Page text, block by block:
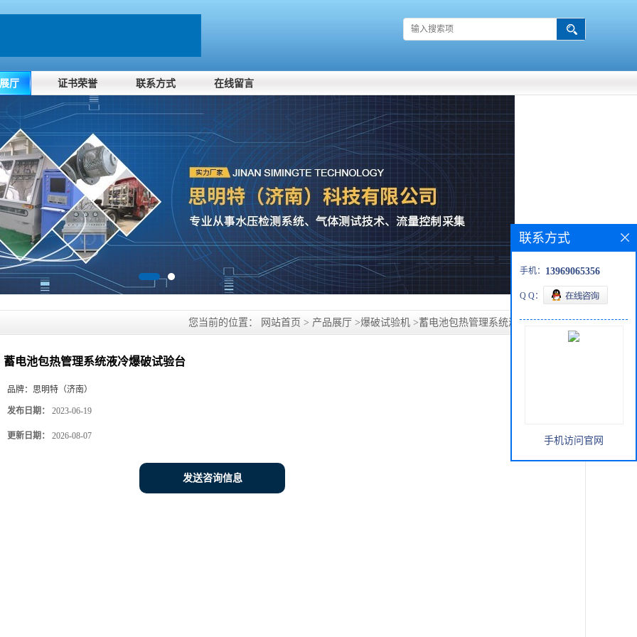
厅 证书荣誉 联系方式 在线留言
您当前的位置： 网站首页 > 产品展厅 >爆破试验机 >蓄电池包热管理系统液冷爆破试验台
蓄电池包热管理系统液冷爆破试验台
品牌： 思明特（济南）
发布日期： 2023-06-19
更新日期： 2026-08-07
发送咨询信息
联系方式
手机： 13969065356
Q Q：
手机访问官网